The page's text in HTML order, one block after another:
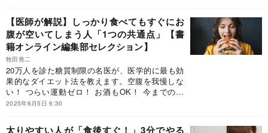
【医師が解説】しっかり食べてもすぐにお
腹が空いてしまう人「1つの共通点」【書
籍オンライン編集部セレクション】
牧田善二
20万人を診た糖質制限の名医が、医学的に最も効
果的なダイエット法を教えます。空腹を我慢しな
い！ つらい運動ゼロ！ お酒もOK！ 今までのダ
イエットの思い込みを覆す、しっかり食べて健康
2025年6月5日 6:30
太りやすい人が「食後すぐ！」3分でやる